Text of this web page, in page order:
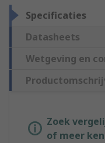
Specificaties
Datasheets
Wetgeving en
Zoek
of meer